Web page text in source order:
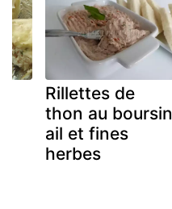
Rillettes de
thon au boursin
ail et fines
herbes